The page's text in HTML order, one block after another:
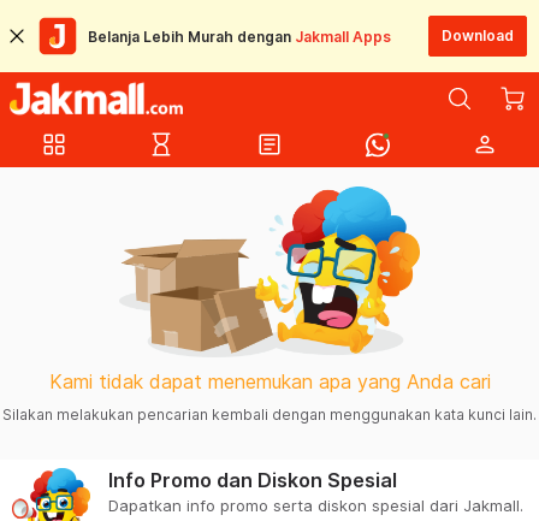
Belanja Lebih Murah dengan Jakmall Apps Download
grid_view hourglass_empty article person
Kami tidak dapat menemukan apa yang Anda cari
Silakan melakukan pencarian kembali dengan menggunakan kata kunci lain.
Info Promo dan Diskon Spesial
Dapatkan info promo serta diskon spesial dari Jakmall.